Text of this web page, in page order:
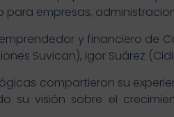
empresas,
y financiero de
Suvican), Igor Suárez
compartieron su
su visión sobre el